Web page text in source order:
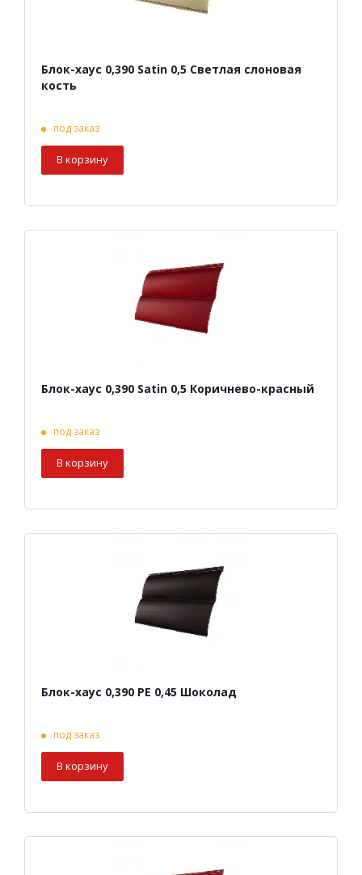
Блок-хаус 0,390 Satin 0,5 Светлая слоновая
кость
под заказ
В корзину
Блок-хаус 0,390 Satin 0,5 Коричнево-красный
под заказ
В корзину
Блок-хаус 0,390 PE 0,45 Шоколад
под заказ
В корзину